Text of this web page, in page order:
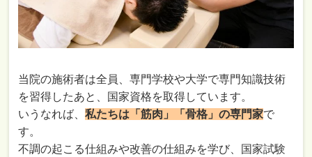
当院の施術者は全員、専門学校や大学で専門知識技術
を習得したあと、国家資格を取得しています。
いうなれば、私たちは「筋肉」「骨格」の専門家で
す。
不調の起こる仕組みや改善の仕組みを学び、国家試験